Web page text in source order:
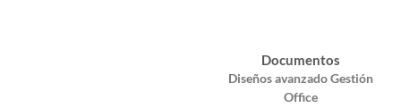
Documentos
Diseños avanzado Gestión
Office